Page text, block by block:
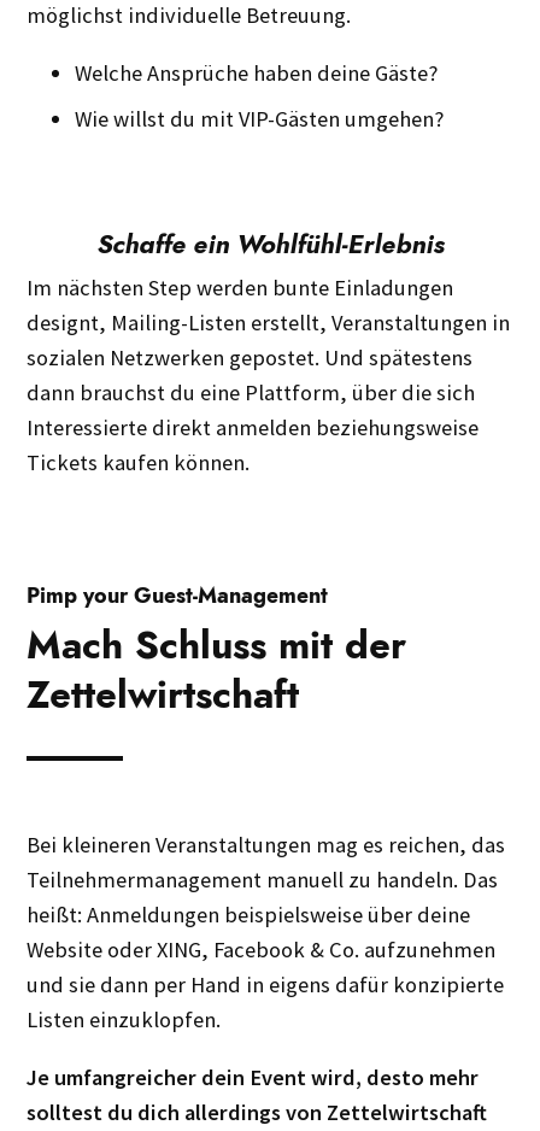
möglichst individuelle Betreuung.
Welche Ansprüche haben deine Gäste?
Wie willst du mit VIP-Gästen umgehen?
Schaffe ein Wohlfühl-Erlebnis
Im nächsten Step werden bunte Einladungen
designt, Mailing-Listen erstellt, Veranstaltungen in
sozialen Netzwerken gepostet. Und spätestens
dann brauchst du eine Plattform, über die sich
Interessierte direkt anmelden beziehungsweise
Tickets kaufen können.
Pimp your Guest-Management
Mach Schluss mit der
Zettelwirtschaft
Bei kleineren Veranstaltungen mag es reichen, das
Teilnehmermanagement manuell zu handeln. Das
heißt: Anmeldungen beispielsweise über deine
Website oder XING, Facebook & Co. aufzunehmen
und sie dann per Hand in eigens dafür konzipierte
Listen einzuklopfen.
Je umfangreicher dein Event wird, desto mehr
solltest du dich allerdings von Zettelwirtschaft